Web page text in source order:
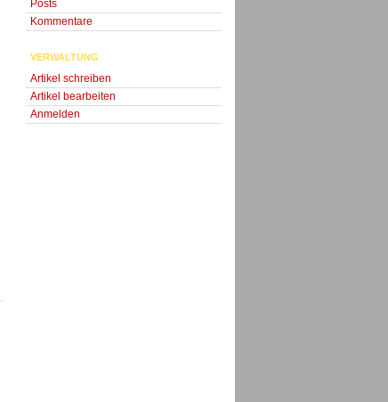
Posts
Kommentare
VERWALTUNG
Artikel schreiben
Artikel bearbeiten
Anmelden